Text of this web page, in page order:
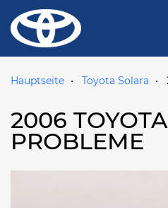
Hauptseite Toyota Solara
2006
PROBLEME